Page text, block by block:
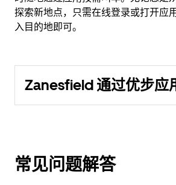
探索新地点，只需在线登录或打开应
入目的地即可。
Zanesfield 通过优步应
常见问题解答